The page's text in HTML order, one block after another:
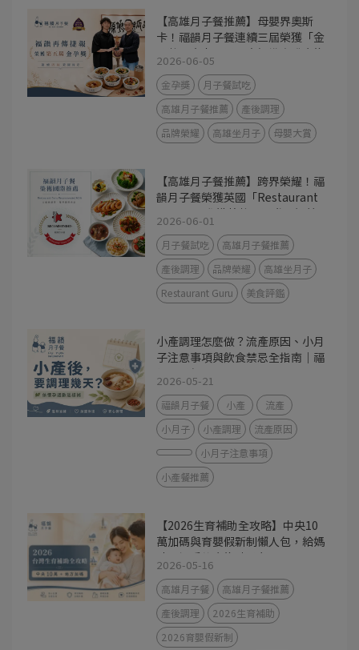
【高雄月子餐推薦】母嬰界奧斯
卡！福韻月子餐連續三屆榮獲「金
孕獎」肯定，用最高標準守護產後
媽咪
2026-06-05
金孕獎
月子餐試吃
高雄月子餐推薦
產後調理
品牌榮耀
高雄坐月子 母嬰大賞
【高雄月子餐推薦】跨界榮耀！福
韻月子餐榮獲英國「Restaurant
Guru」國際推薦獎，用世界級美
味守護產後媽咪
2026-06-01
月子餐試吃
高雄月子餐推薦
產後調理
品牌榮耀
高雄坐月子
Restaurant Guru
美食評鑑
小產調理怎麼做？流產原因、小月
子注意事項與飲食禁忌全指南｜福
韻月子餐
2026-05-21
福韻月子餐 小產
流產
小月子
小產調理
流產原因
小月子注意事項
小產餐推薦
【2026生育補助全攻略】中央10
萬加碼與育嬰假新制懶人包，給媽
咪最溫暖的產後神隊友
2026-05-16
高雄月子餐
高雄月子餐推薦
產後調理
2026生育補助
2026育嬰假新制